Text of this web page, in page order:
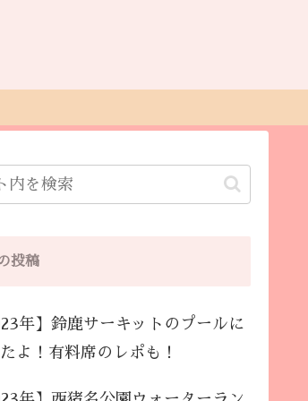
投稿
年】鈴鹿サーキットのプールに
よ！有料席のレポも！